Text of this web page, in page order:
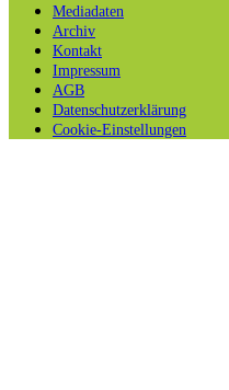
Mediadaten
Archiv
Kontakt
Impressum
AGB
Datenschutzerklärung
Cookie-Einstellungen